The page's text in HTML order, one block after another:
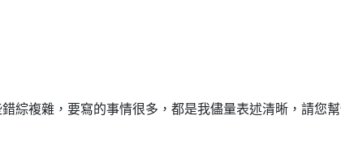
綜複雜，要寫的事情很多，都是我儘量表述清晰，請您